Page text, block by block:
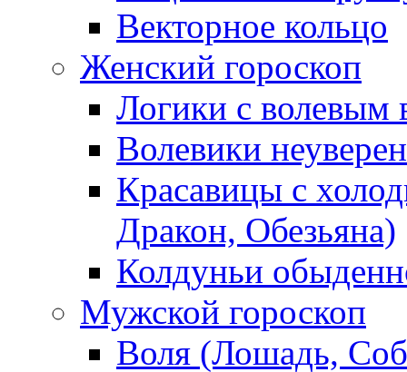
Векторное кольцо
Женский гороскоп
Логики с
Волевики
Красавицы с
Дракон, Обезьяна)
Колдуньи
Мужской гороскоп
Воля (Лошадь,